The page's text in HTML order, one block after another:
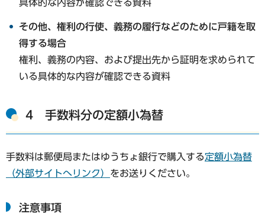
具体的な内容が確認できる資料
その他、権利の行使、義務の履行などのために戸籍を取
得する場合
権利、義務の内容、および提出先から証明を求められて
いる具体的な内容が確認できる資料
4 手数料分の定額小為替
手数料は郵便局またはゆうちょ銀行で購入する定額小為替
（外部サイトへリンク） をお送りください。
注意事項